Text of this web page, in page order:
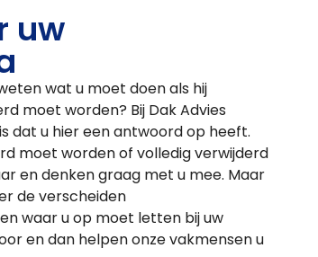
uw
wat u moet doen als hij
moet worden? Bij Dak Advies
dat u hier een antwoord op heeft.
moet worden of volledig verwijderd
en denken graag met u mee. Maar
de verscheiden
waar u op moet letten bij uw
en dan helpen onze vakmensen u